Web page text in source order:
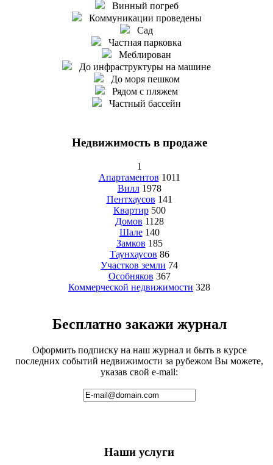
Винный погреб
Коммуникации проведены
Сад
Частная парковка
Меблирован
До инфраструктуры на машине
До моря пешком
Рядом с пляжем
Частный бассейн
Недвижимость в продаже
1
Апартаментов 1011
Вилл 1978
Пентхаусов 141
Квартир 500
Домов 1128
Шале 140
Замков 185
Таунхаусов 86
Участков земли 74
Особняков 367
Коммерческой недвижимости 328
Бесплатно закажи журнал
Оформить подписку на наш журнал и быть в курсе
последних событий недвижимости за рубежом Вы можете,
указав свой e-mail:
Наши услуги